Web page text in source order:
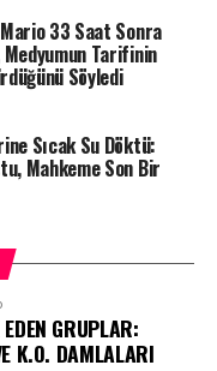
Mario 33 Saat Sonra
Medyumun Tarifinin
Söyledi
Sıcak Su Döktü:
Mahkeme Son Bir
GRUPLAR:
K.O. DAMLALARI